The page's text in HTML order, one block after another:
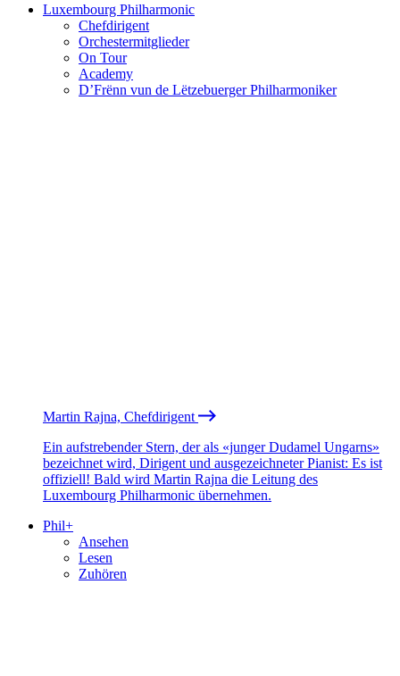
Luxembourg Philharmonic
Chefdirigent
Orchestermitglieder
On Tour
Academy
D’Frënn vun de Lëtzebuerger Philharmoniker
Martin Rajna, Chefdirigent
Ein aufstrebender Stern, der als «junger Dudamel Ungarns»
bezeichnet wird, Dirigent und ausgezeichneter Pianist: Es ist
offiziell! Bald wird Martin Rajna die Leitung des
Luxembourg Philharmonic übernehmen.
Phil+
Ansehen
Lesen
Zuhören